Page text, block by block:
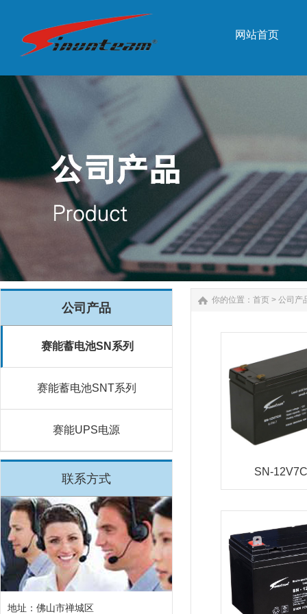
网站首页
公司产品
赛能蓄电池SN系列
赛能蓄电池SNT系列
赛能UPS电源
联系方式
地址：佛山市禅城区
你的位置： 首页 > 公司产
SN-